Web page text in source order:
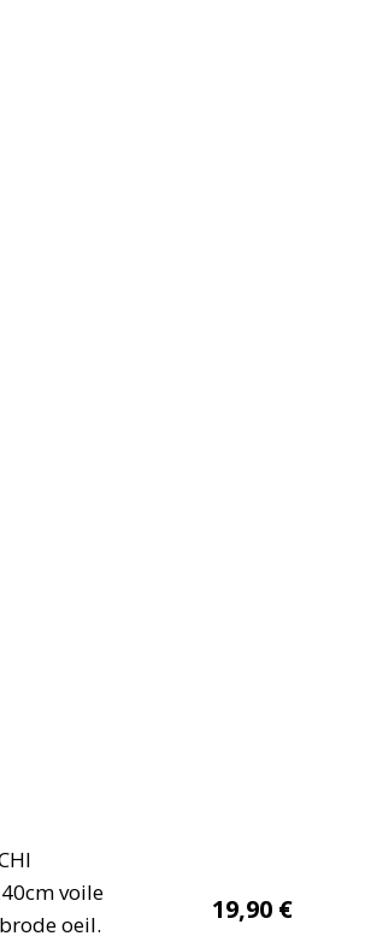
voile
oeil.
19,90 €